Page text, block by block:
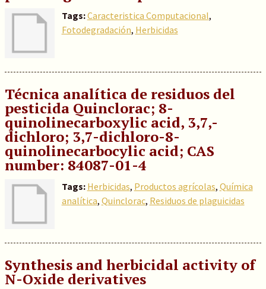
Tags:Caracteristica Computacional,
Fotodegradación, Herbicidas
Técnica analítica de residuos del
pesticida Quinclorac; 8-
quinolinecarboxylic acid, 3,7,-
dichloro; 3,7-dichloro-8-
quinolinecarbocylic acid; CAS
number: 84087-01-4
Tags: Herbicidas, Productos agrícolas, Química
analítica, Quinclorac, Residuos de plaguicidas
Synthesis and herbicidal activity of
N-Oxide derivatives